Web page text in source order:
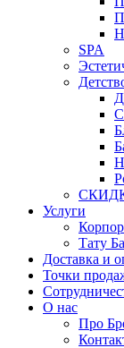
SPA
Услуги
Тату
Доставка и
Точки
О нас
Про